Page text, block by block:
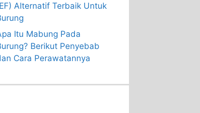
Alternatif Terbaik Untuk
Itu Mabung Pada
Berikut Penyebab
Cara Perawatannya